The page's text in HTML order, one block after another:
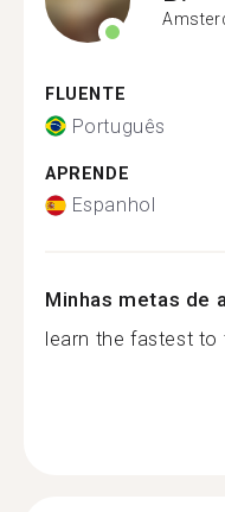
FLUENTE
Português
APRENDE
Espanhol
Minhas metas de
learn the fastest to